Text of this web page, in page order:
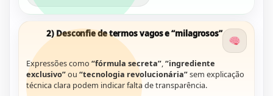
2) Desconfie de termos vagos e “milagrosos”
Expressões como “fórmula secreta”,“ingrediente
exclusivo”ou “tecnologia revolucionária”sem explicação
técnica clara podem indicar falta de transparência.